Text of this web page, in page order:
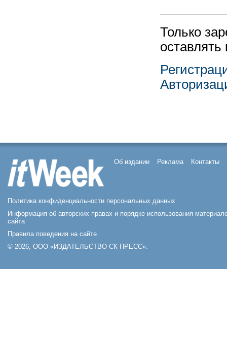
Только
Об издании Реклама Контакты
Политика конфиденциальности персональных данных
Информация об авторских правах и порядке использования
сайта
Правила поведения на сайте
© 2026, ООО «ИЗДАТЕЛЬСТВО СК ПРЕСС».